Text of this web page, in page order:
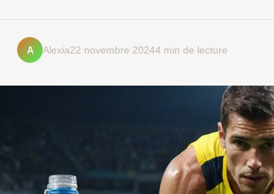
A Alexia22 novembre 20244 min de lecture